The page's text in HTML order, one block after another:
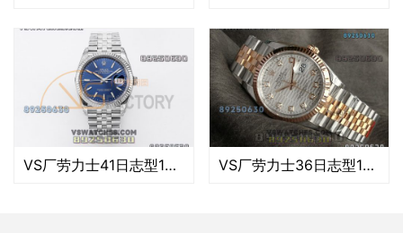
VS厂劳力士41日志型126333-0022复刻腕表-VS手表 VS厂劳力士36日志型126231-0039复刻腕表-VS手表